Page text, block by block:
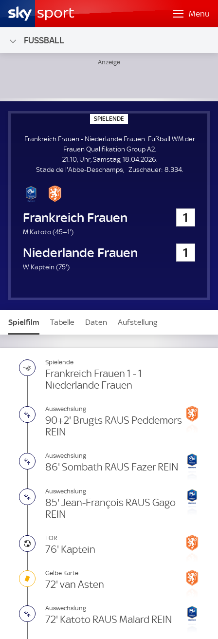
Menü
FUSSBALL
SPIELENDE
P
E
E
N
E
Frankreich Frauen - Niederlande Frauen. Fußball WM der
Frauen Qualifikation Group A2.
21:10, Uhr, Samstag, 18.04.2026.
Stade de l'Abbe-Deschamps
Zuschauer: Z
8.334.
Frankreich Frauen 1
M Katoto (45+1'4
.
t
e
)
Niederlande Frauen 1
W Kaptein (75'7
u
t
)
Spielfilm Tabelle Daten Aufstellung
Spielende
Frankreich Frauen 1 - 1
Niederlande Frauen
Auswechslung
90+2' Brugts RAUS Peddemors
REIN
Auswechslung
86' Sombath RAUS Fazer REIN
Auswechslung
85' Jean-François RAUS Gago
REIN
TOR
76' Kaptein
Gelbe Karte
72' van Asten
Auswechslung
72' Katoto RAUS Malard REIN